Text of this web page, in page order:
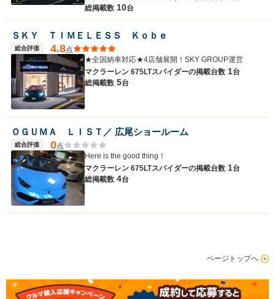
総掲載数 10台
ＳＫＹ ＴＩＭＥＬＥＳＳ Ｋｏｂｅ
総合評価 4.8点
★全国納車対応★4店舗展開！SKY GROUP運営
マクラーレン 675LTスパイダーの掲載台数 1台
総掲載数 5台
ＯＧＵＭＡ ＬＩＳＴ／ 広尾ショールーム
総合評価 0点
Here is the good thing！
マクラーレン 675LTスパイダーの掲載台数 1台
総掲載数 4台
ページトップへ